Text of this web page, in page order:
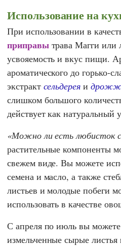
Использование на
При использовании в
приправытрава Магги или
усвояемость и вкус пищи.
ароматического до горько-
экстракт сельдерея и
слишком большого
действует как натуральный
Можно ли есть любисток
растительные компоненты
свежем виде. Вы можете
семена и масло, а также
листьев и молодые побеги
использовать в качестве
С апреля по июль вы можете
измельченные сырые